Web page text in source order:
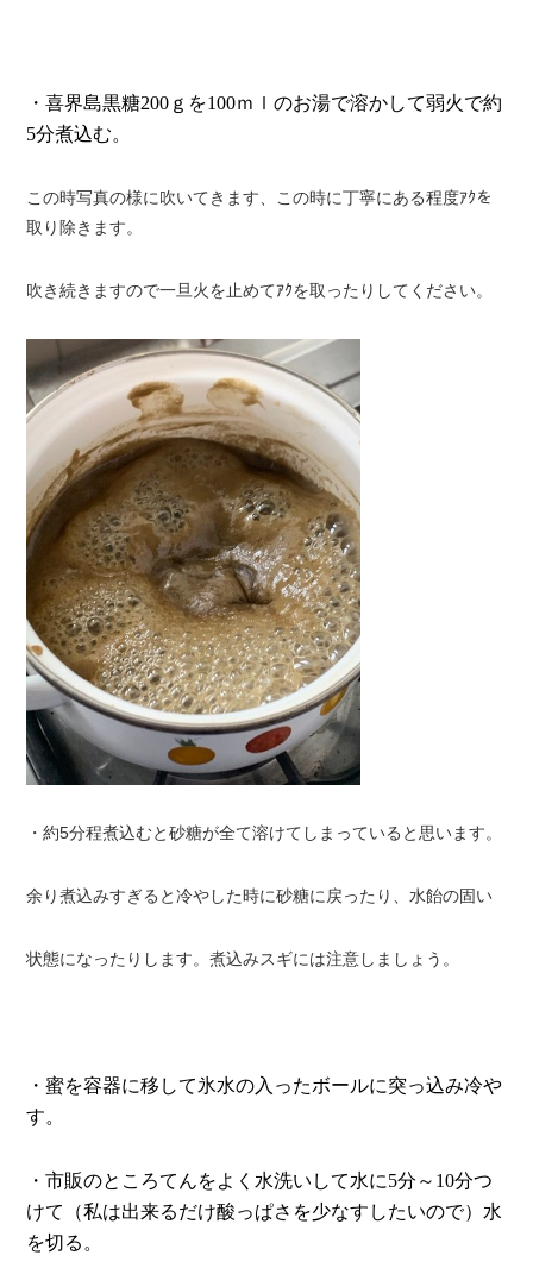
・喜界島黒糖200 ｇを100ｍｌのお湯で溶かして弱火で約
5分煮込む。
この時写真の様に吹いてきます、この時に丁寧にある程度ｱｸを
取り除きます。
吹き続きますので一旦火を止めてｱｸを取ったりしてください。
・約5分程煮込むと砂糖が全て溶けてしまっていると思います。
余り煮込みすぎると冷やした時に砂糖に戻ったり、水飴の固い
状態になったりします。煮込みスギには注意しましょう。
・蜜を容器に移して氷水の入ったボールに突っ込み冷や
す。
・市販のところてんをよく水洗いして水に5分～10分つ
けて（私は出来るだけ酸っぱさを少なすしたいので）水
を切る。